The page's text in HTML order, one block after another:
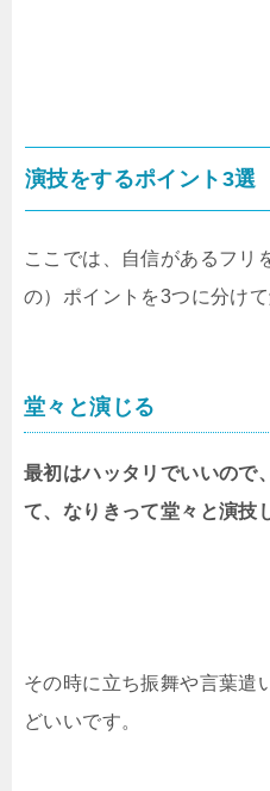
演技をするポイント3選
ここでは、自信があるフリ
の）ポイントを3つに分け
堂々と演じる
最初はハッタリでいいので
て、なりきって堂々と演技
その時に立ち振舞や言葉遣
どいいです。